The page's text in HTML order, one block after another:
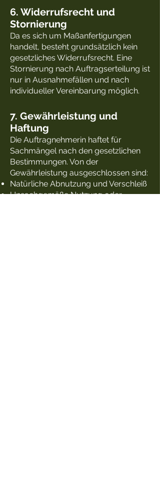
6. Widerrufsrecht und
Stornierung
Da es sich um Maßanfertigungen
handelt, besteht grundsätzlich kein
gesetzliches Widerrufsrecht. Eine
Stornierung nach Auftragserteilung ist
nur in Ausnahmefällen und nach
individueller Vereinbarung möglich.
7. Gewährleistung und
Haftung
Die Auftragnehmerin haftet für
Sachmängel nach den gesetzlichen
Bestimmungen. Von der
Gewährleistung ausgeschlossen sind:
Natürliche Abnutzung und Verschleiß
Unsachgemäße Nutzung oder